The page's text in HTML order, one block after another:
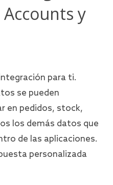
y
para ti.
se pueden
en pedidos, stock,
los demás datos que
de las aplicaciones.
personalizada